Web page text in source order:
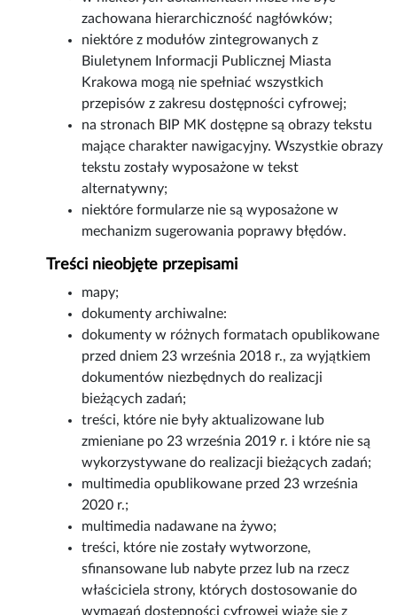
zachowana hierarchiczność nagłówków;
niektóre z modułów zintegrowanych z
Biuletynem Informacji Publicznej Miasta
Krakowa mogą nie spełniać wszystkich
przepisów z zakresu dostępności cyfrowej;
na stronach BIP MK dostępne są obrazy tekstu
mające charakter nawigacyjny. Wszystkie obrazy
tekstu zostały wyposażone w tekst
alternatywny;
niektóre formularze nie są wyposażone w
mechanizm sugerowania poprawy błędów.
Treści nieobjęte przepisami
mapy;
dokumenty archiwalne:
dokumenty w różnych formatach opublikowane
przed dniem 23 września 2018 r., za wyjątkiem
dokumentów niezbędnych do realizacji
bieżących zadań;
treści, które nie były aktualizowane lub
zmieniane po 23 września 2019 r. i które nie są
wykorzystywane do realizacji bieżących zadań;
multimedia opublikowane przed 23 września
2020 r.;
multimedia nadawane na żywo;
treści, które nie zostały wytworzone,
sfinansowane lub nabyte przez lub na rzecz
właściciela strony, których dostosowanie do
wymagań dostępności cyfrowej wiąże się z